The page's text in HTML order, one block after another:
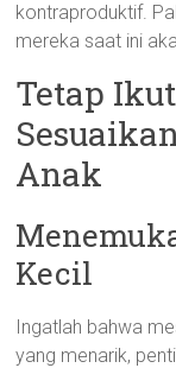
kontraproduktif.
mereka saat ini
Tetap
Anak
Kecil
Ingatlah bahwa
yang menarik,